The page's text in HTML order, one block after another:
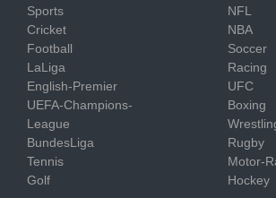
Sports
Cricket
Football
LaLiga
English-Premier
UEFA-Champions-
League
BundesLiga
Tennis
Golf
NFL
NBA
Soccer
Racing
UFC
Boxing
Rugby
Motor-
Hockey